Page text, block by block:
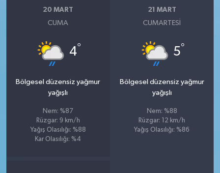
20 MART
CUMA
4°
Bölgesel düzensiz yağmur
yağışlı
Nem: %87
Rüzgar: 9 km/h
Yağış Olasılığı: %88
Kar Olasılığı: %4
21 MART
CUMARTESI
5°
Bölgesel düzensiz yağmur
yağışlı
Nem: %88
Rüzgar: 12 km/h
Yağış Olasılığı: %86